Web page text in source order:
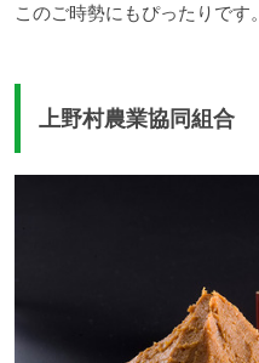
このご時勢にもぴったりです。
上野村農業協同組合